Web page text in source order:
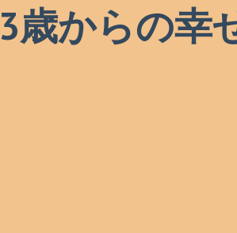
3歳からの幸